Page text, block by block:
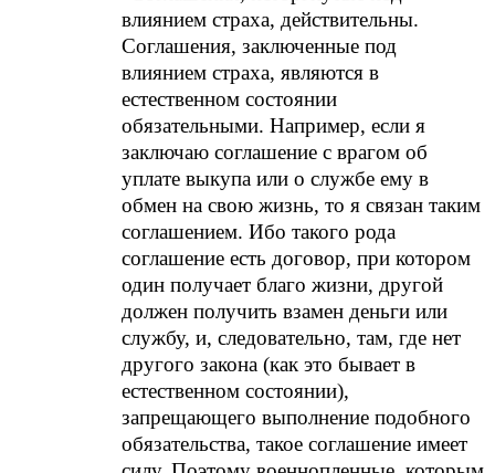
влиянием страха, действительны.
Соглашения, заключенные под
влиянием страха, являются в
естественном состоянии
обязательными. Например, если я
заключаю соглашение с врагом об
уплате выкупа или о службе ему в
обмен на свою жизнь, то я связан таким
соглашением. Ибо такого рода
соглашение есть договор, при котором
один получает благо жизни, другой
должен получить взамен деньги или
службу, и, следовательно, там, где нет
другого закона (как это бывает в
естественном состоянии),
запрещающего выполнение подобного
обязательства, такое соглашение имеет